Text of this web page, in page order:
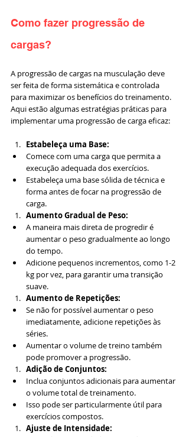
Como fazer progressão de
cargas?
A progressão de cargas na musculação deve
ser feita de forma sistemática e controlada
para maximizar os benefícios do treinamento.
Aqui estão algumas estratégias práticas para
implementar uma progressão de carga eficaz:
Estabeleça uma Base:
Comece com uma carga que permita a
execução adequada dos exercícios.
Estabeleça uma base sólida de técnica e
forma antes de focar na progressão de
carga.
Aumento Gradual de Peso:
A maneira mais direta de progredir é
aumentar o peso gradualmente ao longo
do tempo.
Adicione pequenos incrementos, como 1-2
kg por vez, para garantir uma transição
suave.
Aumento de Repetições:
Se não for possível aumentar o peso
imediatamente, adicione repetições às
séries.
Aumentar o volume de treino também
pode promover a progressão.
Adição de Conjuntos:
Inclua conjuntos adicionais para aumentar
o volume total de treinamento.
Isso pode ser particularmente útil para
exercícios compostos.
Ajuste de Intensidade: